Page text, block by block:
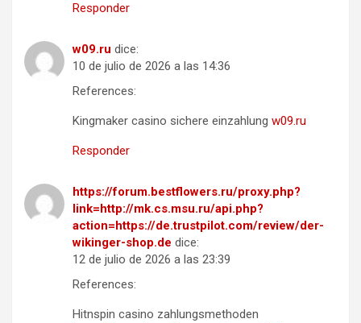
Responder
w09.ru dice:
10 de julio de 2026 a las 14:36
References:
Kingmaker casino sichere einzahlung w09.ru
Responder
https://forum.bestflowers.ru/proxy.php?
link=http://mk.cs.msu.ru/api.php?
action=https://de.trustpilot.com/review/der-
wikinger-shop.de dice:
12 de julio de 2026 a las 23:39
References:
Hitnspin casino zahlungsmethoden